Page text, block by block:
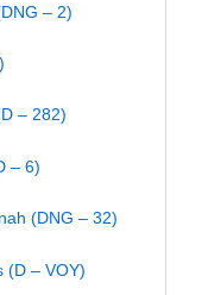
– 2)
– 282)
– 6)
(DNG – 32)
(D – VOY)